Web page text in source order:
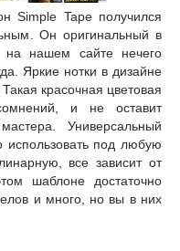
Simple Tape получился
Он оригинальный в
нашем сайте нечего
Яркие нотки в дизайне
красочная цветовая
и не оставит
Универсальный
под любую
все зависит от
шаблоне достаточно
и много, но вы в них